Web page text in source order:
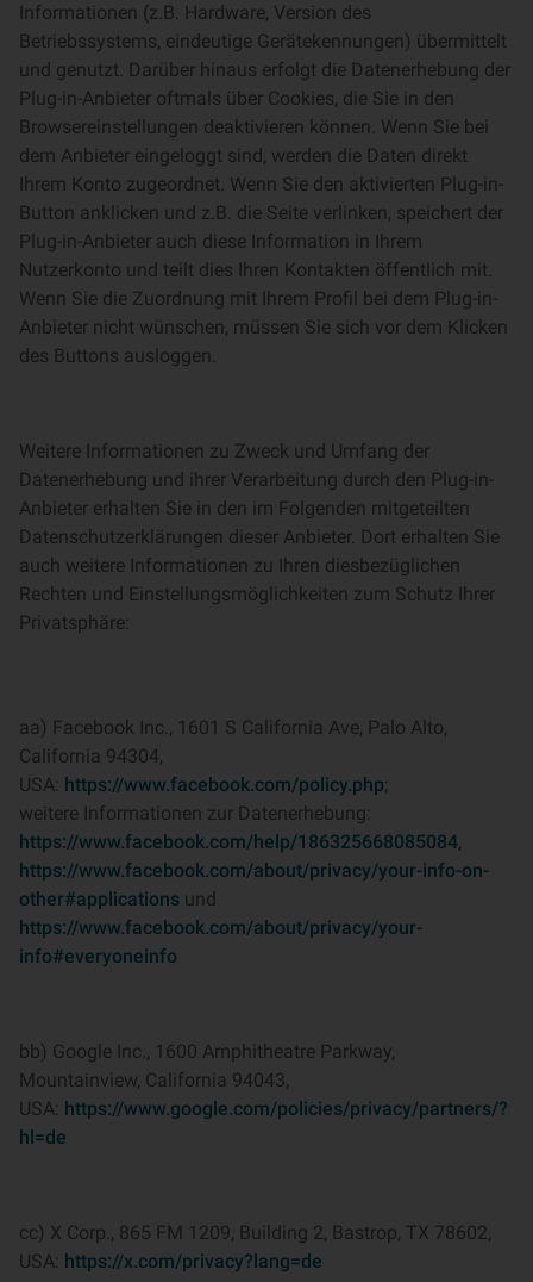
Informationen (z.B. Hardware, Version des
Betriebssystems, eindeutige Gerätekennungen) übermittelt
und genutzt. Darüber hinaus erfolgt die Datenerhebung der
Plug-in-Anbieter oftmals über Cookies, die Sie in den
Browsereinstellungen deaktivieren können. Wenn Sie bei
dem Anbieter eingeloggt sind, werden die Daten direkt
Ihrem Konto zugeordnet. Wenn Sie den aktivierten Plug-in-
Button anklicken und z.B. die Seite verlinken, speichert der
Plug-in-Anbieter auch diese Information in Ihrem
Nutzerkonto und teilt dies Ihren Kontakten öffentlich mit.
Wenn Sie die Zuordnung mit Ihrem Profil bei dem Plug-in-
Anbieter nicht wünschen, müssen Sie sich vor dem Klicken
des Buttons ausloggen.
Weitere Informationen zu Zweck und Umfang der
Datenerhebung und ihrer Verarbeitung durch den Plug-in-
Anbieter erhalten Sie in den im Folgenden mitgeteilten
Datenschutzerklärungen dieser Anbieter. Dort erhalten Sie
auch weitere Informationen zu Ihren diesbezüglichen
Rechten und Einstellungsmöglichkeiten zum Schutz Ihrer
Privatsphäre:
aa) Facebook Inc., 1601 S California Ave, Palo Alto,
California 94304,
USA: https://www.facebook.com/policy.php;
weitere Informationen zur Datenerhebung:
https://www.facebook.com/help/186325668085084,
https://www.facebook.com/about/privacy/your-info-on-
other#applications und
https://www.facebook.com/about/privacy/your-
info#everyoneinfo
bb) Google Inc., 1600 Amphitheatre Parkway,
Mountainview, California 94043,
USA: https://www.google.com/policies/privacy/partners/?
hl=de
cc) X Corp., 865 FM 1209, Building 2, Bastrop, TX 78602,
USA: https://x.com/privacy?lang=de